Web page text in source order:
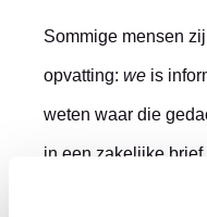
Sommige mensen
opvatting: we is
weten waar die
in een zakelijke
opzicht uit de toon.